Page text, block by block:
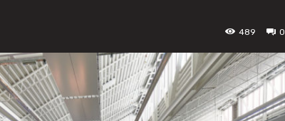
0
489